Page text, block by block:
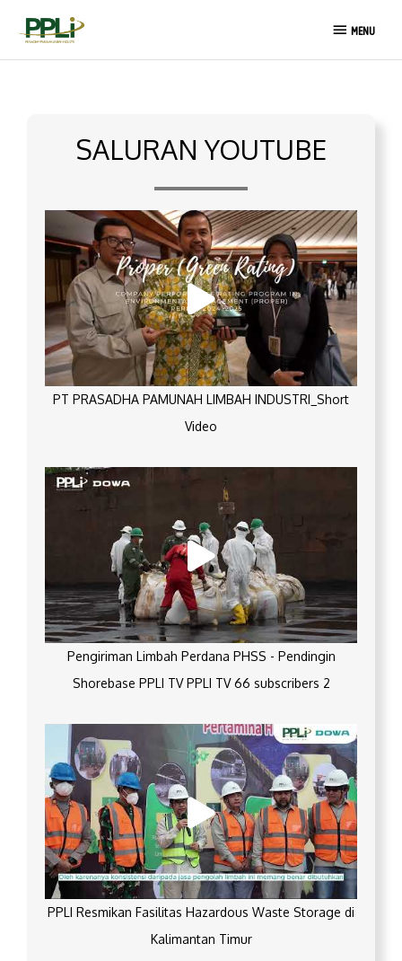
MENU
MENU
SALURAN YOUTUBE
PT PRASADHA PAMUNAH LIMBAH INDUSTRI_Short
Video
Pengiriman Limbah Perdana PHSS - Pendingin
Shorebase PPLI TV PPLI TV 66 subscribers 2
PPLI Resmikan Fasilitas Hazardous Waste Storage di
Kalimantan Timur